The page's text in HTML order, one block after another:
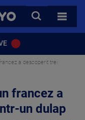
CAUTA
TOATE
a descoperit trei
francez a
un dulap